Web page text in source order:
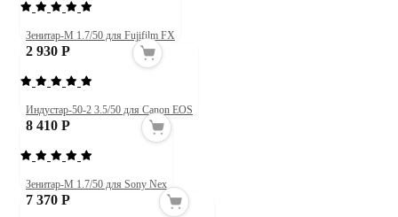
Зенитар-М 1.7/50 для Fujifilm FX
2 930 Р
Индустар-50-2 3.5/50 для Canon EOS
8 410 Р
Зенитар-М 1.7/50 для Sony Nex
7 370 Р